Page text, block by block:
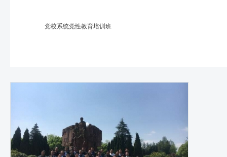
党校系统党性教育培训班